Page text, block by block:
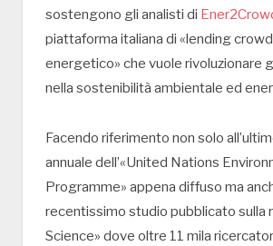
sostengono gli analisti di
piattaforma italiana di «lending
energetico» che vuole rivoluzionare
nella sostenibilità ambientale ed
Facendo riferimento non solo
annuale dell’«United Nations
Programme» appena diffuso ma
recentissimo studio pubblicato sulla
Science» dove oltre 11 mila